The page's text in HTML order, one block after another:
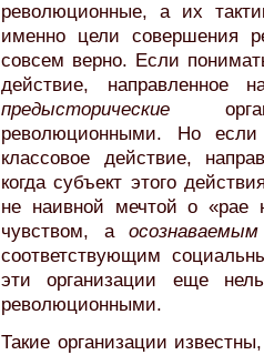
революционные, а их
именно цели совершения
совсем верно. Если
действие, направленное
предысторические
революционными. Но
классовое действие,
когда субъект этого
не наивной мечтой о
чувством, а
соответствующим
эти организации еще
революционными.
Такие организации